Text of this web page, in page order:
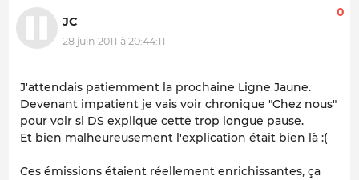
JC
28 juin 2011 à 20:44:11
0
J'attendais patiemment la prochaine Ligne Jaune.
Devenant impatient je vais voir chronique "Chez nous"
pour voir si DS explique cette trop longue pause.
Et bien malheureusement l'explication était bien là :(
Ces émissions étaient réellement enrichissantes, ça